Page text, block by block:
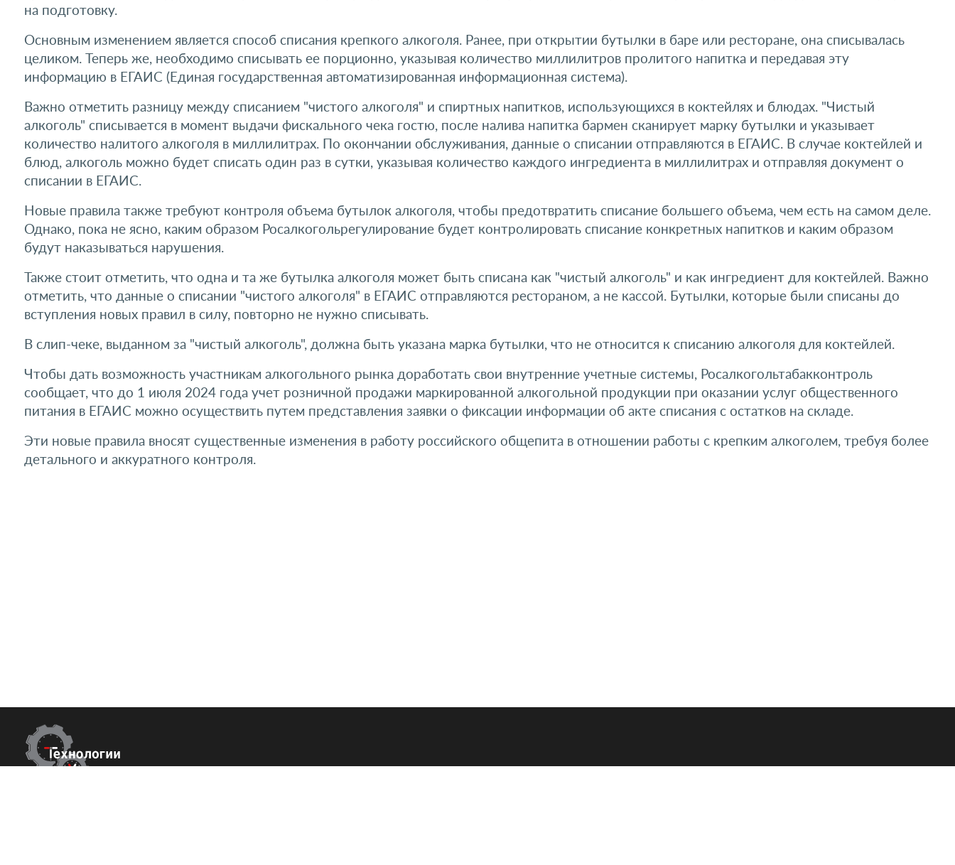
на подготовку.
Основным изменением является способ списания крепкого алкоголя. Ранее, при открытии бутылки в баре или ресторане, она списывалась
целиком. Теперь же, необходимо списывать ее порционно, указывая количество миллилитров пролитого напитка и передавая эту
информацию в ЕГАИС (Единая государственная автоматизированная информационная система).
Важно отметить разницу между списанием "чистого алкоголя" и спиртных напитков, использующихся в коктейлях и блюдах. "Чистый
алкоголь" списывается в момент выдачи фискального чека гостю, после налива напитка бармен сканирует марку бутылки и указывает
количество налитого алкоголя в миллилитрах. По окончании обслуживания, данные о списании отправляются в ЕГАИС. В случае коктейлей и
блюд, алкоголь можно будет списать один раз в сутки, указывая количество каждого ингредиента в миллилитрах и отправляя документ о
списании в ЕГАИС.
Новые правила также требуют контроля объема бутылок алкоголя, чтобы предотвратить списание большего объема, чем есть на самом деле.
Однако, пока не ясно, каким образом Росалкогольрегулирование будет контролировать списание конкретных напитков и каким образом
будут наказываться нарушения.
Также стоит отметить, что одна и та же бутылка алкоголя может быть списана как "чистый алкоголь" и как ингредиент для коктейлей. Важно
отметить, что данные о списании "чистого алкоголя" в ЕГАИС отправляются рестораном, а не кассой. Бутылки, которые были списаны до
вступления новых правил в силу, повторно не нужно списывать.
В слип-чеке, выданном за "чистый алкоголь", должна быть указана марка бутылки, что не относится к списанию алкоголя для коктейлей.
Чтобы дать возможность участникам алкогольного рынка доработать свои внутренние учетные системы, Росалкогольтабакконтроль
сообщает, что до 1 июля 2024 года учет розничной продажи маркированной алкогольной продукции при оказании услуг общественного
питания в ЕГАИС можно осуществить путем представления заявки о фиксации информации об акте списания с остатков на складе.
Эти новые правила вносят существенные изменения в работу российского общепита в отношении работы с крепким алкоголем, требуя более
детального и аккуратного контроля.